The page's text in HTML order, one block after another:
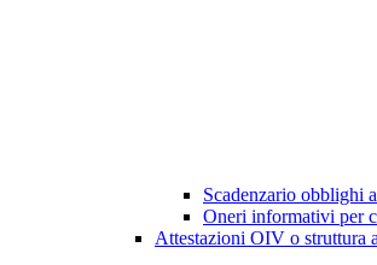
Scadenzario obblighi
Oneri informativi per
Attestazioni OIV o struttura